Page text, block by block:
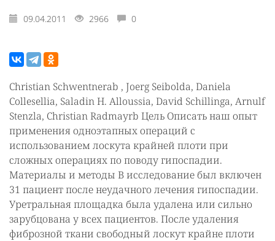
09.04.2011 2966 0
Christian Schwentnerab , Joerg Seibolda, Daniela
Collesellia, Saladin H. Alloussia, David Schillinga, Arnulf
Stenzla, Christian Radmayrb Цель Описать наш опыт
применения одноэтапных операций с
использованием лоскута крайней плоти при
сложных операциях по поводу гипоспадии.
Материалы и методы В исследование был включен
31 пациент после неудачного лечения гипоспадии.
Уретральная площадка была удалена или сильно
зарубцована у всех пациентов. После удаления
фиброзной ткани свободный лоскут крайне плоти